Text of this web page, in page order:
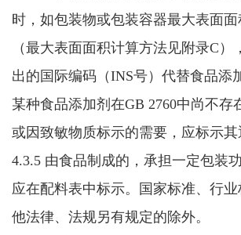
时，如包装物或包装容器最大表面面
（最大表面面积计算方法见附录C）
出的国际编码（INS号）代替食品添
某种食品添加剂 在GB 2760中尚不存
或因致敏物质标示的需要， 应标示其
4.3.5 由食品制成的，承担一定包装
应在配料表中标示。 国家标准、行
他法律、法规另有规定的除外。